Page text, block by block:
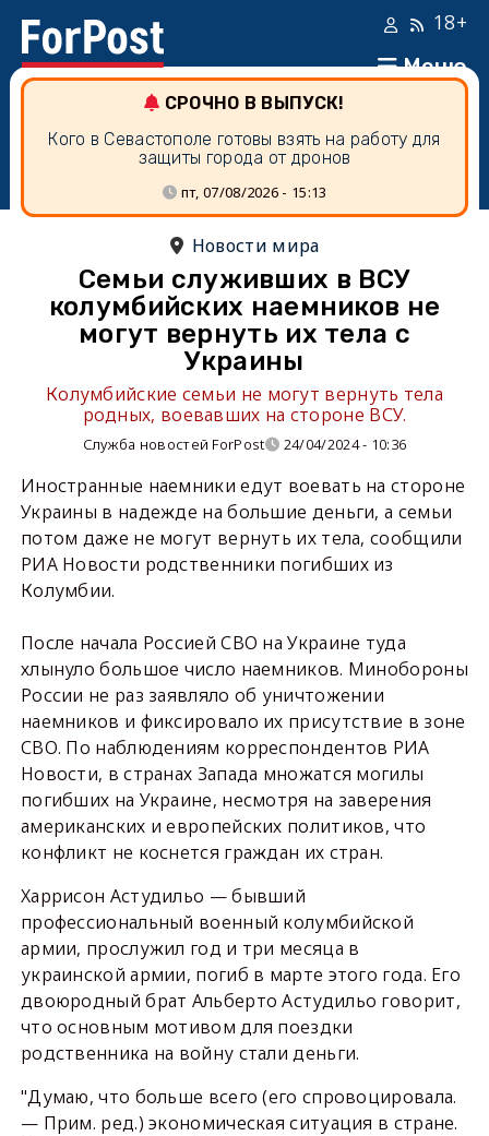
Меню
18+
СРОЧНО В ВЫПУСК!
Кого в Севастополе готовы взять на работу для
защиты города от дронов
пт, 07/08/2026 - 15:13
Новости мира
Семьи служивших в ВСУ
колумбийских наемников не
могут вернуть их тела с
Украины
Колумбийские семьи не могут вернуть тела
родных, воевавших на стороне ВСУ.
Служба новостей ForPost 24/04/2024 - 10:36
Иностранные наемники едут воевать на стороне
Украины в надежде на большие деньги, а семьи
потом даже не могут вернуть их тела, сообщили
РИА Новости родственники погибших из
Колумбии.
После начала Россией СВО на Украине туда
хлынуло большое число наемников. Минобороны
России не раз заявляло об уничтожении
наемников и фиксировало их присутствие в зоне
СВО. По наблюдениям корреспондентов РИА
Новости, в странах Запада множатся могилы
погибших на Украине, несмотря на заверения
американских и европейских политиков, что
конфликт не коснется граждан их стран.
Харрисон Астудильо — бывший
профессиональный военный колумбийской
армии, прослужил год и три месяца в
украинской армии, погиб в марте этого года. Его
двоюродный брат Альберто Астудильо говорит,
что основным мотивом для поездки
родственника на войну стали деньги.
"Думаю, что больше всего (его спровоцировала.
— Прим. ред.) экономическая ситуация в стране.